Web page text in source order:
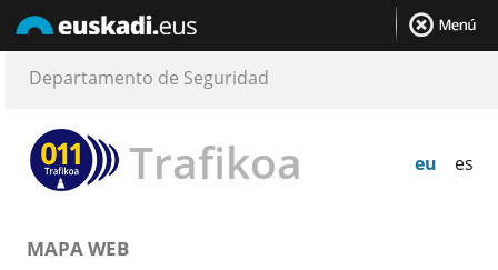
Trafikoa eu es
Departamento de Seguridad
MAPA WEB